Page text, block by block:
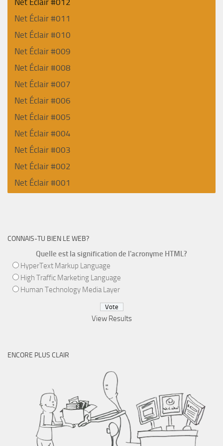
Net Éclair #012
Net Éclair #011
Net Éclair #010
Net Éclair #009
Net Éclair #008
Net Éclair #007
Net Éclair #006
Net Éclair #005
Net Éclair #004
Net Éclair #003
Net Éclair #002
Net Éclair #001
CONNAIS-TU BIEN LE WEB?
Quelle est la signification de l'acronyme HTML?
HyperText Markup Language
High Traffic Marketing Language
Human Technology Media Layer
View Results
ENCORE PLUS CLAIR